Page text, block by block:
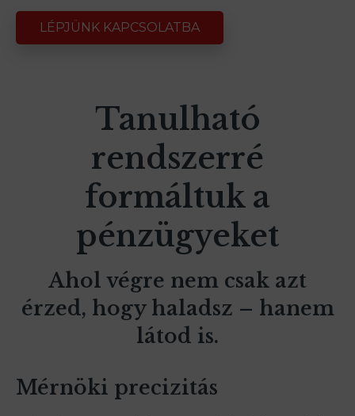
LÉPJÜNK KAPCSOLATBA
Tanulható
rendszerré
formáltuk a
pénzügyeket
Ahol végre nem csak azt
érzed, hogy haladsz – hanem
látod is.
Mérnöki precizitás